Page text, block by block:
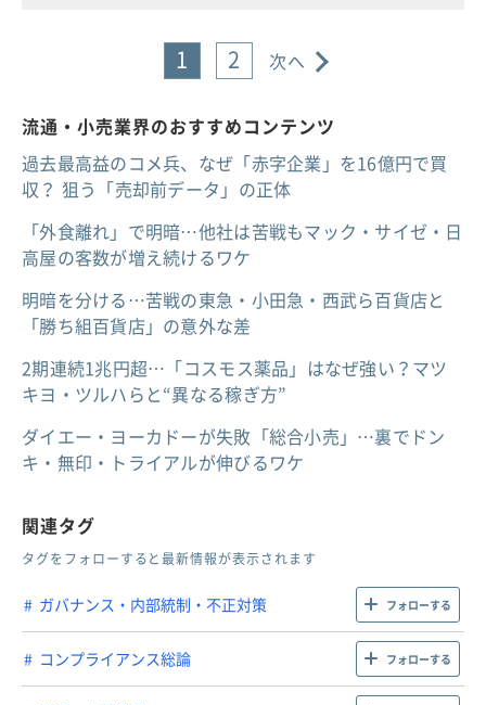
1 2 次へ
流通・小売業界のおすすめコンテンツ
過去最高益のコメ兵、なぜ「赤字企業」を16億円で買
収？ 狙う「売却前データ」の正体
「外食離れ」で明暗…他社は苦戦もマック・サイゼ・日
高屋の客数が増え続けるワケ
明暗を分ける…苦戦の東急・小田急・西武ら百貨店と
「勝ち組百貨店」の意外な差
2期連続1兆円超…「コスモス薬品」はなぜ強い？マツ
キヨ・ツルハらと“異なる稼ぎ方”
ダイエー・ヨーカドーが失敗「総合小売」…裏でドン
キ・無印・トライアルが伸びるワケ
関連タグ
タグをフォローすると最新情報が表示されます
ガバナンス・内部統制・不正対策 フォローする
コンプライアンス総論 フォローする